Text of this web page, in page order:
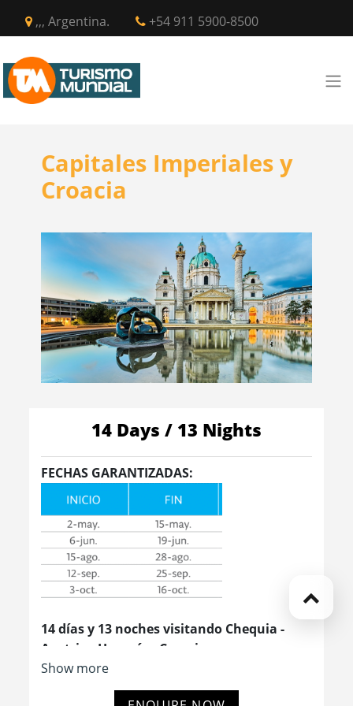
,,, Argentina. +54 911 5900-8500
Capitales Imperiales y
Croacia
14 Days / 13 Nights
FECHAS GARANTIZADAS:
14 días y 13 noches visitando Chequia -
Austria - Hungría - Croacia
2 Praga | 2 Viena | 2 Budapest | 2 Zagreb |
3 Split | 2 Dubrovnik.
Show more